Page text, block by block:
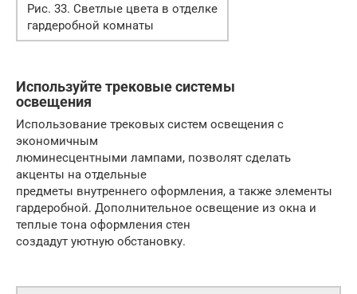
Рис. 33. Светлые цвета в отделке
гардеробной комнаты
Используйте трековые системы
освещения
Использование трековых систем освещения с
экономичным
люминесцентными лампами, позволят сделать
акценты на отдельные
предметы внутреннего оформления, а также элементы
гардеробной. Дополнительное освещение из окна и
теплые тона оформления стен
создадут уютную обстановку.